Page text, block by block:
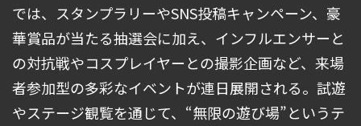
では、スタンプラリーやSNS投稿キャンペーン、豪
華賞品が当たる抽選会に加え、インフルエンサーと
の対抗戦やコスプレイヤーとの撮影企画など、来場
者参加型の多彩なイベントが連日展開される。試遊
やステージ観覧を通じて、“無限の遊び場”というテ